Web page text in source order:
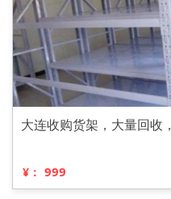
大连收购货架，大量回收
¥： 999